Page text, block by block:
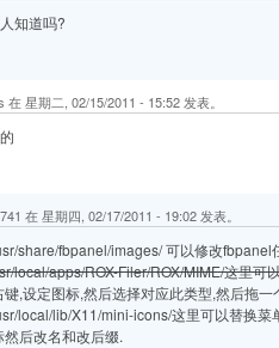
知道吗?
在 星期二, 02/15/2011 - 15:52 发表。
在 星期四, 02/17/2011 - 19:02 发表。
share/fbpanel/images/ 可以修改fbpanel
local/apps/ROX-Filer/ROX/MIME/这里可
键,设定图标,然后选择对应此类型,然后拖一
local/lib/X11/mini-icons/这里可以替换
然后改名和改后缀.